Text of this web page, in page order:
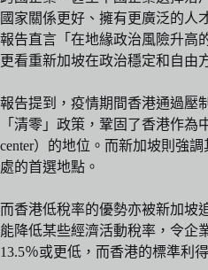
國家關係更好、擁有更廣泛的人
報告直言「在地緣政治風險升高
更看重新加坡在政治穩定和自由
報告提到，疫情期間香港通過壓
「清零」政策，鞏固了香港作為
center）的地位。而新加坡則強
處的首選地點。
而香港低稅率的優勢亦被新加坡
能降低某些經濟活動稅率，令企
13.5％或更低，而香港的標準利